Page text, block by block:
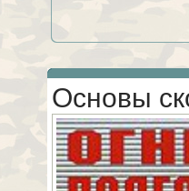
Основы